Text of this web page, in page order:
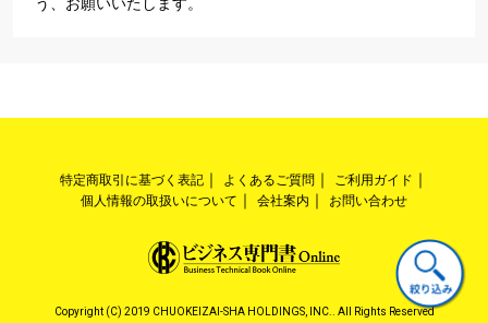
特定商取引に基づく表記 よくあるご質問
ご利用ガイド
個人情報の取扱いについて
会社案内 お問い合わせ
Copyright (C) 2019 CHUOKEIZAI-SHA HOLDINGS, INC.. All Rights Reserved